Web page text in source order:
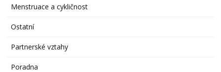
Menstruace a cykličnost
Ostatní
Partnerské vztahy
Poradna